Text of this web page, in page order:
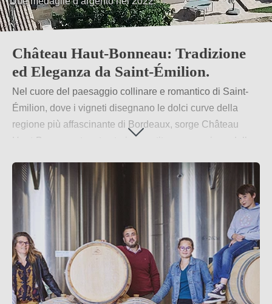
Château Haut-Bonneau: Tradizione
ed Eleganza da Saint-Émilion.
Nel cuore del paesaggio collinare e romantico di Saint-
Émilion, dove i vigneti disegnano le dolci curve della
regione più affascinante di Bordeaux, sorge Château
Haut-Bonneau, tenuta storica gestita con passione dalla
vinicola e un impegno costante verso la qualità e la
sostenibilità, questa cantina è oggi una vera eccellenza
della zona.
Per saperne di più